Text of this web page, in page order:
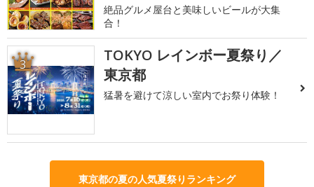
絶品グルメ屋台と美味しいビールが大集
合！
3
TOKYO レインボー夏祭り／
東京都
猛暑を避けて涼しい室内でお祭り体験！
東京都の夏の人気夏祭りランキング